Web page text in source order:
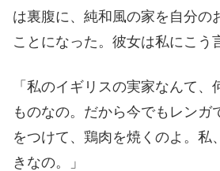
は裏腹に、純和風の家を自分の
ことになった。彼女は私にこう
「私のイギリスの実家なんて、
ものなの。だから今でもレンガ
をつけて、鶏肉を焼くのよ。私
きなの。」